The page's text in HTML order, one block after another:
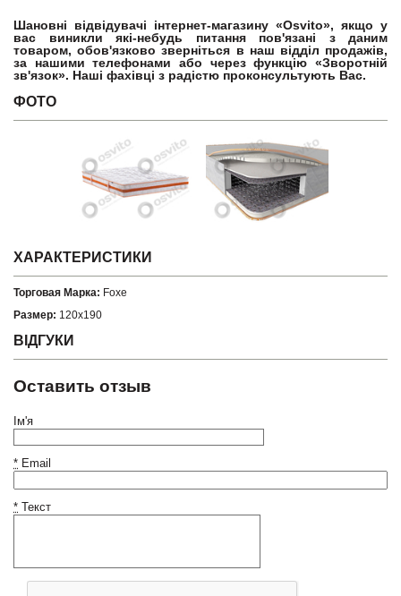
Шановні відвідувачі інтернет-магазину «Osvito», якщо у
вас виникли які-небудь питання пов'язані з даним
товаром, обов'язково зверніться в наш відділ продажів,
за нашими телефонами або через функцію «Зворотній
зв'язок». Наші фахівці з радістю проконсультують Вас.
ФОТО
ХАРАКТЕРИСТИКИ
Торговая Марка: Foxe
Размер: 120x190
ВІДГУКИ
Оставить отзыв
Ім'я
* Email
* Текст